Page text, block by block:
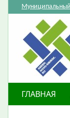
Муниципальный
ГЛАВНАЯ